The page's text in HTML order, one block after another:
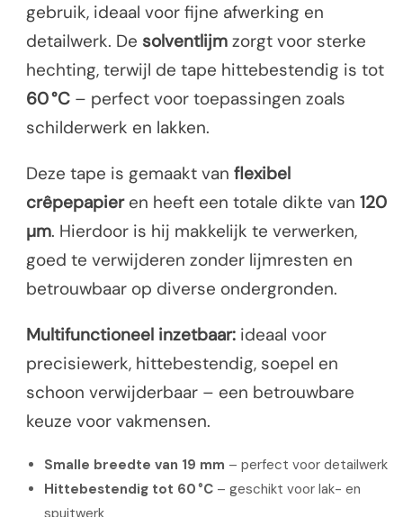
gebruik, ideaal voor fijne afwerking en
detailwerk. De solventlijm zorgt voor sterke
hechting, terwijl de tape hittebestendig is tot
60 °C – perfect voor toepassingen zoals
schilderwerk en lakken.
Deze tape is gemaakt van flexibel
crêpepapieren heeft een totale dikte van 120
µm. Hierdoor is hij makkelijk te verwerken,
goed te verwijderen zonder lijmresten en
betrouwbaar op diverse ondergronden.
Multifunctioneel inzetbaar: ideaal voor
precisiewerk, hittebestendig, soepel en
schoon verwijderbaar – een betrouwbare
keuze voor vakmensen.
Smalle breedte van 19 mm – perfect voor detailwerk
Hittebestendig tot 60 °C – geschikt voor lak- en
spuitwerk